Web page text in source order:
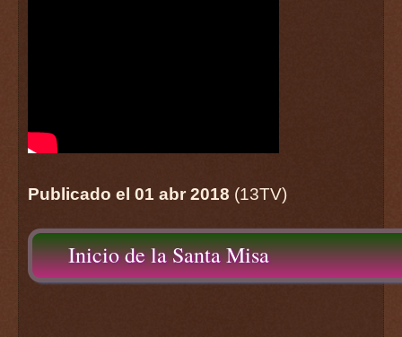
Publicado el 01 abr 2018 (13TV)
Inicio de la Santa Misa